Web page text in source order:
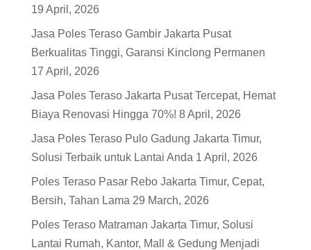
19 April, 2026
Jasa Poles Teraso Gambir Jakarta Pusat
Berkualitas Tinggi, Garansi Kinclong Permanen
17 April, 2026
Jasa Poles Teraso Jakarta Pusat Tercepat, Hemat
Biaya Renovasi Hingga 70%! 8 April, 2026
Jasa Poles Teraso Pulo Gadung Jakarta Timur,
Solusi Terbaik untuk Lantai Anda 1 April, 2026
Poles Teraso Pasar Rebo Jakarta Timur, Cepat,
Bersih, Tahan Lama 29 March, 2026
Poles Teraso Matraman Jakarta Timur, Solusi
Lantai Rumah, Kantor, Mall & Gedung Menjadi